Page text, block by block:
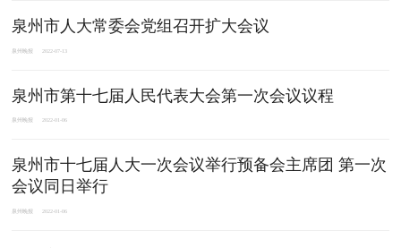
泉州市人大常委会党组召开扩大会议
泉州晚报 2022-07-13
泉州市第十七届人民代表大会第一次会议议程
泉州晚报 2022-01-06
泉州市十七届人大一次会议举行预备会主席团 第一次
会议同日举行
泉州晚报 2022-01-06